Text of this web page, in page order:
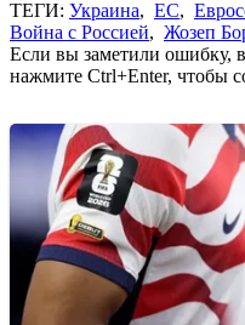
ТЕГИ: Украина, ЕС,
Война с Россией, Жозеп
Если вы заметили ошибку,
нажмите Ctrl+Enter, чтобы